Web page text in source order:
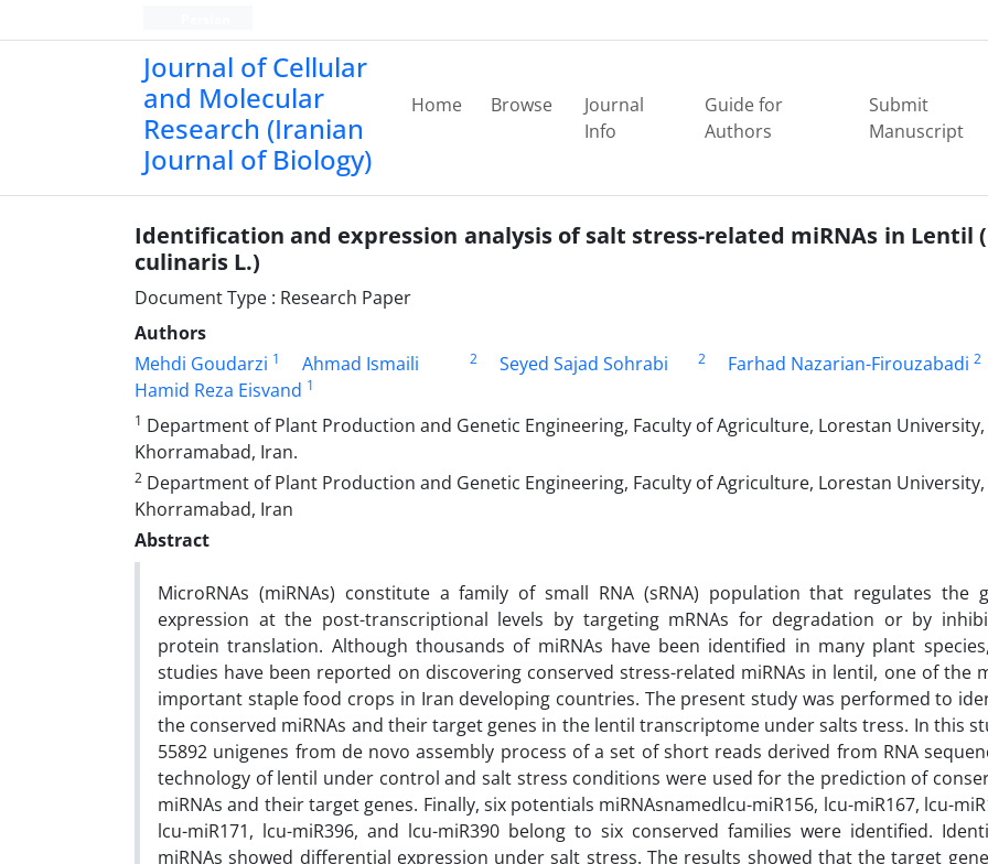
Journal of Cellular
and Molecular
Research (Iranian
Journal of Biology)
Home Browse
Journal
Info
Guide for
Authors
Submit
Manuscript
Identification and expression analysis of salt stress-related miRNAs in Lentil
culinaris L.)
Document Type : Research Paper
Authors
Mehdi Goudarzi 1 Ahmad Ismaili 2 Seyed Sajad Sohrabi 2 Farhad Nazarian-Firouzabadi 2
Hamid Reza Eisvand 1
1 Department of Plant Production and Genetic Engineering, Faculty of Agriculture, Lorestan University,
Khorramabad, Iran.
2 Department of Plant Production and Genetic Engineering, Faculty of Agriculture, Lorestan University,
Khorramabad, Iran
Abstract
MicroRNAs (miRNAs) constitute a family of small RNA (sRNA) population that regulates the
expression at the post-transcriptional levels by targeting mRNAs for degradation or by
protein translation. Although thousands of miRNAs have been identified in many plant
studies have been reported on discovering conserved stress-related miRNAs in lentil, one of the
important staple food crops in Iran developing countries. The present study was performed to
the conserved miRNAs and their target genes in the lentil transcriptome under salts tress. In this
55892 unigenes from de novo assembly process of a set of short reads derived from RNA
technology of lentil under control and salt stress conditions were used for the prediction of
miRNAs and their target genes. Finally, six potentials miRNAsnamedlcu-miR156, lcu-miR167, lcu-
lcu-miR171, lcu-miR396, and lcu-miR390 belong to six conserved families were identified.
miRNAs showed differential expression under salt stress. The results showed that the target